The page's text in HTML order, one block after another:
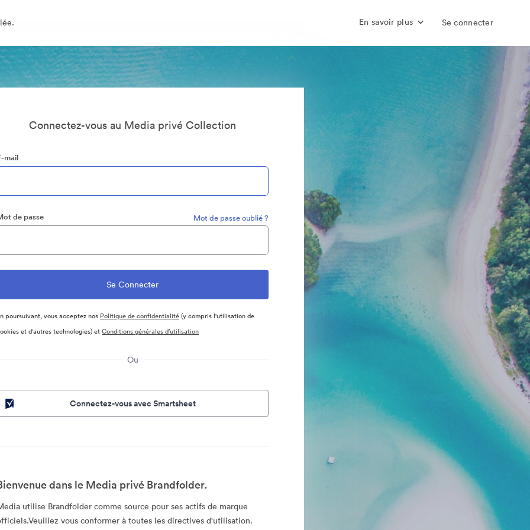
En savoir plus Se connecter
Connectez-vous au Media privé Collection
mail
de passe Mot de passe oublié ?
poursuivant, vous acceptez nos Politique de confidentialité(y compris l'utilisation de
et d'autres technologies) etConditions générales d’utilisation
Ou
Connectez-vous avec Smartsheet
dans le Media privé Brandfolder.
utilise Brandfolder comme source pour ses actifs de marque
vous conformer à toutes les directives d'utilisation.